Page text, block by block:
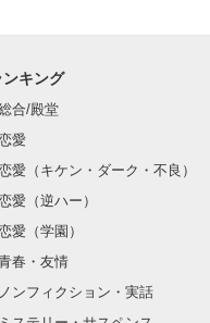
ンキング
合/殿堂
愛
愛（キケン・ダーク・不良）
愛（逆ハー）
愛（学園）
春・友情
ノンフィクション・実話